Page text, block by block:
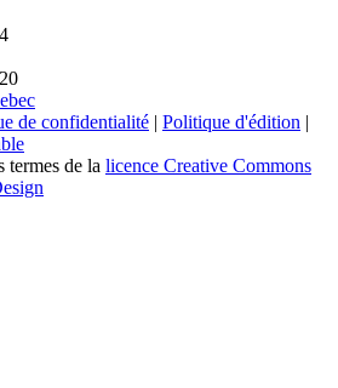
de confidentialité | Politique d'édition |
termes de la licence Creative Commons